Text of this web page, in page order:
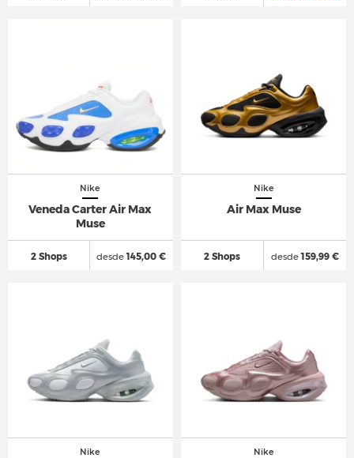
Nike
Veneda Carter Air Max
Muse
2 Shops desde145,00 €
Nike
Air Max Muse
2 Shops desde159,99 €
Nike Nike